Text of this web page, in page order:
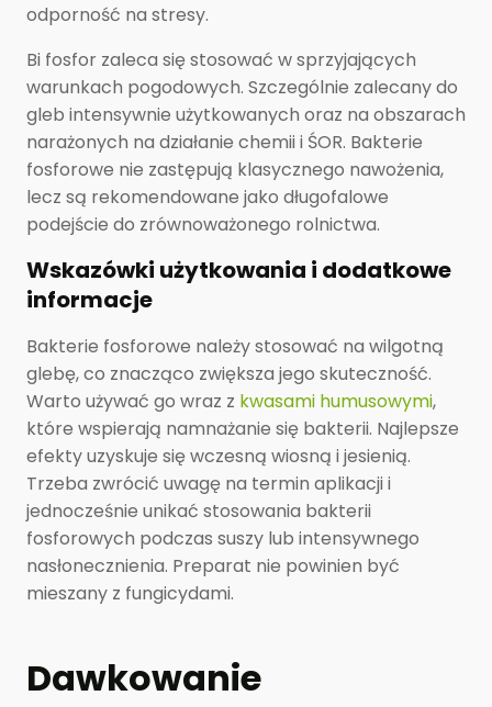
odporność na stresy.
Bi fosfor zaleca się stosować w sprzyjających
warunkach pogodowych. Szczególnie zalecany do
gleb intensywnie użytkowanych oraz na obszarach
narażonych na działanie chemii i ŚOR. Bakterie
fosforowe nie zastępują klasycznego nawożenia,
lecz są rekomendowane jako długofalowe
podejście do zrównoważonego rolnictwa.
Wskazówki użytkowania i dodatkowe
informacje
Bakterie fosforowe należy stosować na wilgotną
glebę, co znacząco zwiększa jego skuteczność.
Warto używać go wraz z kwasami humusowymi,
które wspierają namnażanie się bakterii. Najlepsze
efekty uzyskuje się wczesną wiosną i jesienią.
Trzeba zwrócić uwagę na termin aplikacji i
jednocześnie unikać stosowania bakterii
fosforowych podczas suszy lub intensywnego
nasłonecznienia. Preparat nie powinien być
mieszany z fungicydami.
Dawkowanie